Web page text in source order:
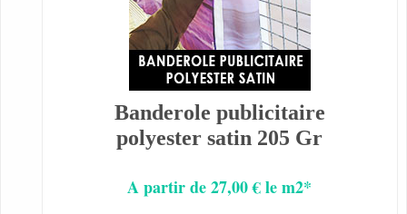
Banderole publicitaire
polyester satin 205 Gr
A partir de 27,00 € le m2*